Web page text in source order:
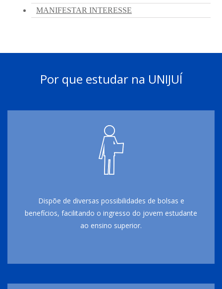
Por que estudar na UNIJUÍ
Dispõe de diversas possibilidades de bolsas e
benefícios, facilitando o ingresso do jovem estudante
ao ensino superior.